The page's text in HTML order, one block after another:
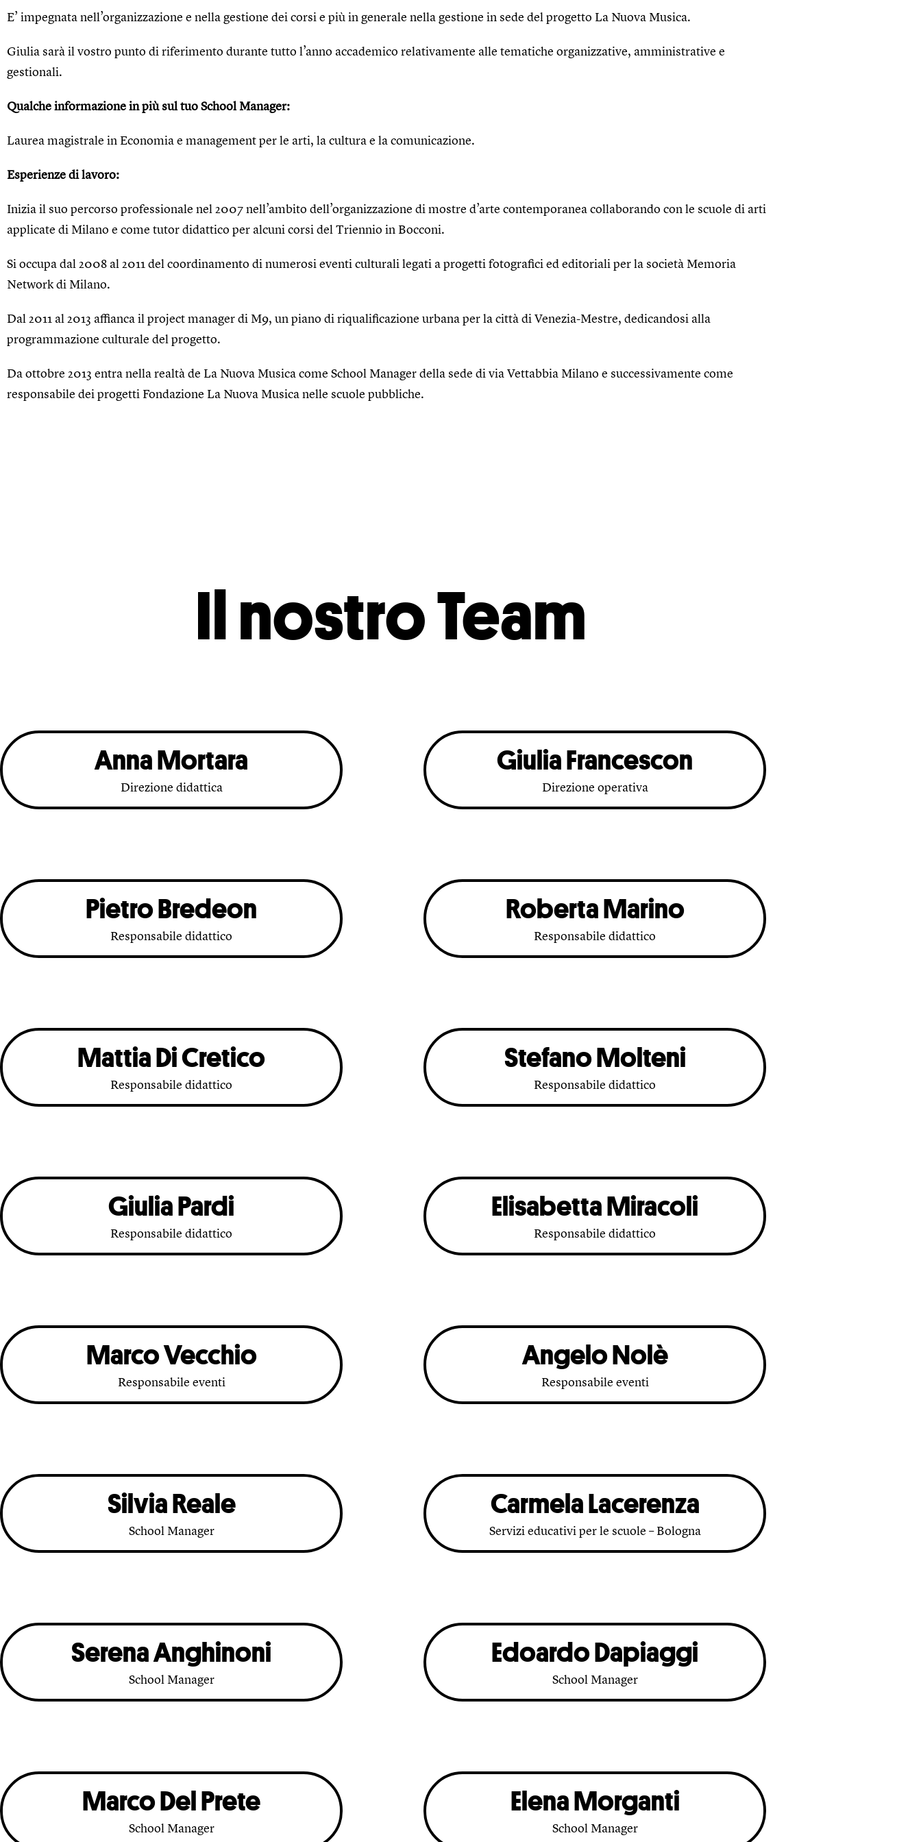
E’ impegnata nell’organizzazione e nella gestione dei corsi e più in generale nella gestione in sede del progetto La Nuova Musica.
Giulia sarà il vostro punto di riferimento durante tutto l’anno accademico relativamente alle tematiche organizzative, amministrative e
gestionali.
Qualche informazione in più sul tuo School Manager:
Laurea magistrale in Economia e management per le arti, la cultura e la comunicazione.
Esperienze di lavoro:
Inizia il suo percorso professionale nel 2007 nell’ambito dell’organizzazione di mostre d’arte contemporanea collaborando con le scuole di arti
applicate di Milano e come tutor didattico per alcuni corsi del Triennio in Bocconi.
Si occupa dal 2008 al 2011 del coordinamento di numerosi eventi culturali legati a progetti fotografici ed editoriali per la società Memoria
Network di Milano.
Dal 2011 al 2013 affianca il project manager di M9, un piano di riqualificazione urbana per la città di Venezia-Mestre, dedicandosi alla
programmazione culturale del progetto.
Da ottobre 2013 entra nella realtà de La Nuova Musica come School Manager della sede di via Vettabbia Milano e successivamente come
responsabile dei progetti Fondazione La Nuova Musica nelle scuole pubbliche.
Il nostro Team
Anna Mortara
Direzione didattica
Giulia Francescon
Direzione operativa
Pietro Bredeon
Responsabile didattico
Roberta Marino
Responsabile didattico
Mattia Di Cretico
Responsabile didattico
Stefano Molteni
Responsabile didattico
Giulia Pardi
Responsabile didattico
Elisabetta Miracoli
Responsabile didattico
Marco Vecchio
Responsabile eventi
Angelo Nolè
Responsabile eventi
Silvia Reale
School Manager
Carmela Lacerenza
Servizi educativi per le scuole – Bologna
Serena Anghinoni
School Manager
Edoardo Dapiaggi
School Manager
Marco Del Prete
School Manager
Elena Morganti
School Manager